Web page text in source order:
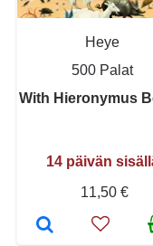
Heye
500 Palat
With Hieronymus
14 päivän
11,50 €